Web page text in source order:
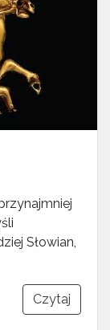
Słowian,
Czytaj